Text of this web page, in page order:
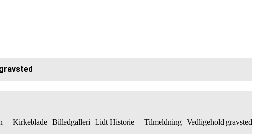
Kirkeblade Billedgalleri Lidt Historie Tilmeldning Vedligehold gravsted